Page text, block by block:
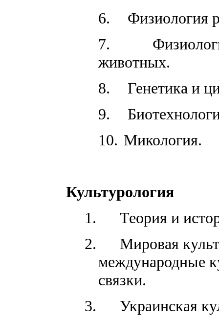
6.
Физиология
7.
животных.
8.
Генетика и
9.
10. Микология.
Культурология
1.
Теория и
2.
Мировая
международные
связки.
3.
Украинская